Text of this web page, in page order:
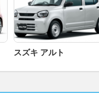
スズキ アルト